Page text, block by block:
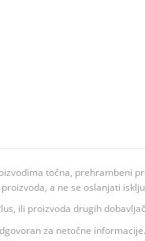
točna,
a ne se oslanjati
ili proizvoda drugih
za netočne